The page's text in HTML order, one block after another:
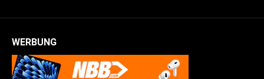
WERBUNG